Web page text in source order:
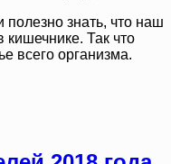
полезно знать, что наш
Так что
всего организма.